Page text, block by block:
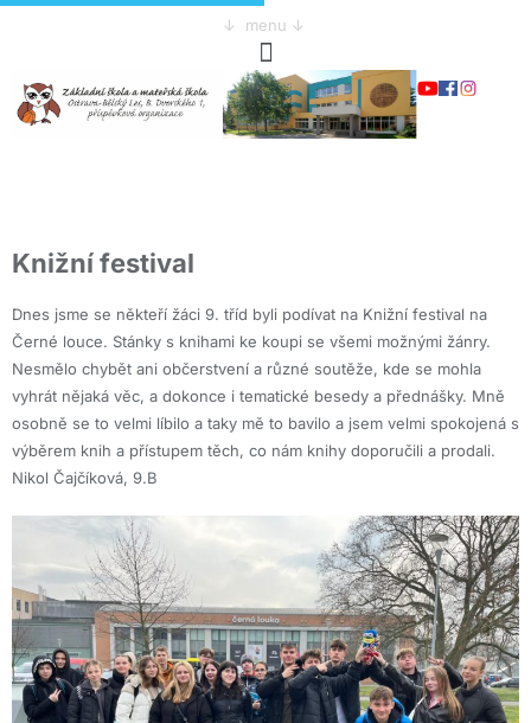
↓ menu ↓
Knižní festival
Dnes jsme se někteří žáci 9. tříd byli podívat na Knižní festival na
Černé louce. Stánky s knihami ke koupi se všemi možnými žánry.
Nesmělo chybět ani občerstvení a různé soutěže, kde se mohla
vyhrát nějaká věc, a dokonce i tematické besedy a přednášky. Mně
osobně se to velmi líbilo a taky mě to bavilo a jsem velmi spokojená s
výběrem knih a přístupem těch, co nám knihy doporučili a prodali.
Nikol Čajčíková, 9.B